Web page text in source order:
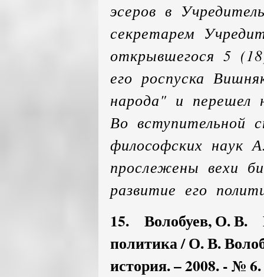
эсеров в
секретарем
открывшегося 5
его роспуска
народа" и перешел
Во вступительной
философских наук
прослежены вехи
развитие его
15. Волобуев, О. В.
политика / О. В.
история. – 2008. - №